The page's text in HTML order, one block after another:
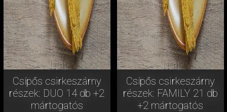
Csípős csirkeszárny
részek: DUO 14 db +2
mártogatós
Csípős csirkeszárny
részek: FAMILY 21 db
+2 mártogatós